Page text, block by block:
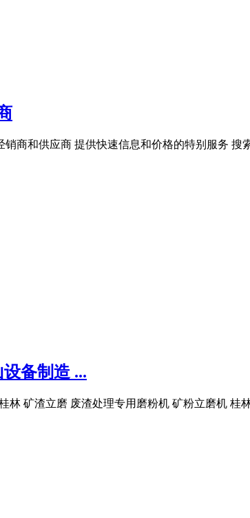
商和供应商 提供快速信息和价格的特别服务
备制造 ...
矿渣立磨 废渣处理专用磨粉机 矿粉立磨机 桂